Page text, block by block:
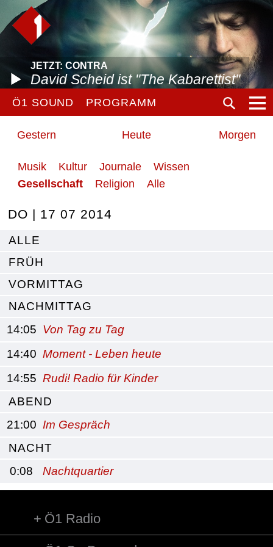
JETZT: CONTRA
David Scheid ist "The Kabarettist"
Ö1 SOUND PROGRAMM
Gestern Heute Morgen
Musik Kultur Journale
Wissen
Gesellschaft
Religion Alle
DO | 17 07 2014
ALLE
FRÜH
VORMITTAG
NACHMITTAG
14:05 Von Tag zu Tag
14:40 Moment - Leben heute
14:55 Rudi! Radio für Kinder
ABEND
21:00 Im Gespräch
NACHT
0:08
Nachtquartier
Ö1 Radio